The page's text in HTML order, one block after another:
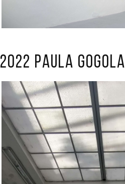
2022 Paula Gogola